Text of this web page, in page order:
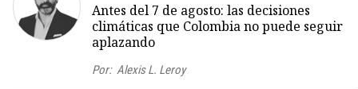
Antes del 7 de agosto: las decisiones
climáticas que Colombia no puede seguir
aplazando
Por: Alexis L. Leroy